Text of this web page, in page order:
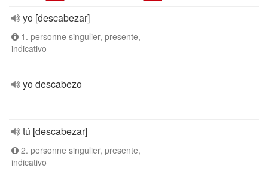
yo [descabezar]
1. personne singulier, presente,
indicativo
yo descabezo
tú [descabezar]
2. personne singulier, presente,
indicativo